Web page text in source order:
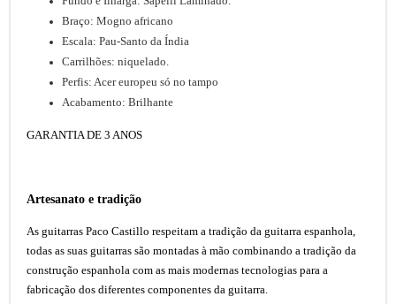
Braço: Mogno africano
Escala: Pau-Santo da Índia
Carrilhões: niquelado.
Perfis: Acer europeu só no tampo
Acabamento: Brilhante
GARANTIA DE 3 ANOS
Artesanato e tradição
As guitarras Paco Castillo respeitam a tradição da guitarra espanhola,
todas as suas guitarras são montadas à mão combinando a tradição da
construção espanhola com as mais modernas tecnologias para a
fabricação dos diferentes componentes da guitarra.